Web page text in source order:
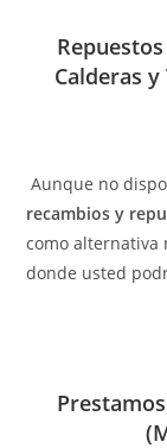
Calderas
Aunque no
recambios y
como alternativa
donde usted